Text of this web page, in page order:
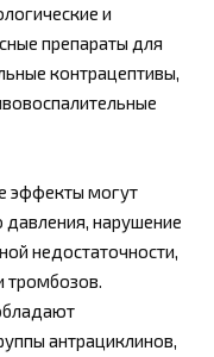
и
препараты для
контрацептивы,
эффекты могут
давления, нарушение
недостаточности,
тромбозов.
антрациклинов,